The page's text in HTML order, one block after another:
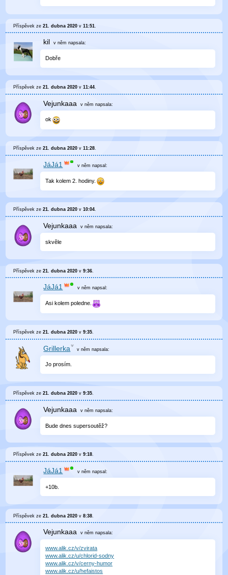
Příspěvek ze21. dubna 2020 v11:51
kil v něm napsala:
Dobře
Příspěvek ze21. dubna 2020 v11:44
Vejunkaaa v něm napsala:
ok
Příspěvek ze21. dubna 2020 v11:28.
JáJá1 v něm napsal:
Tak kolem 2. hodiny.
Příspěvek ze21. dubna 2020 v10:04.
Vejunkaaa v něm napsala:
skvěle
Příspěvek ze21. dubna 2020 v9:36
JáJá1 v něm napsal:
Asi kolem poledne.
Příspěvek ze21. dubna 2020 v9:35
Grillerka v něm napsala:
Jo prosím.
Příspěvek ze21. dubna 2020 v9:35.
Vejunkaaa v něm napsala:
Bude dnes supersoutěž?
Příspěvek ze21. dubna 2020 v9:18.
JáJá1 v něm napsal:
+10b.
Příspěvek ze21. dubna 2020 v8:38
Vejunkaaa v něm napsala:
www.alik.cz/v/zvirata
www.alik.cz/u/chlorid-sodny
www.alik.cz/v/cerny-humor
www.alik.cz/u/hefaistos